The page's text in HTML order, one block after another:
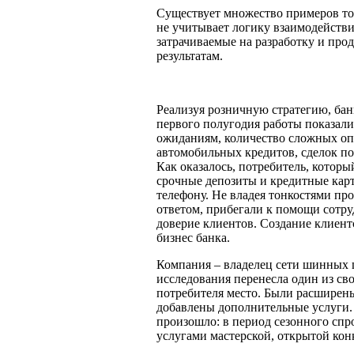
Существует множество примеров
не учитывает логику
затрачиваемые на разработку и
результатам.
Реализуя розничную стратегию,
первого полугодия работы
ожиданиям, количество сложных
автомобильных кредитов, сделок
Как оказалось, потребитель,
срочные депозиты и кредитные
телефону. Не владея тонкостями
ответом, прибегали к помощи
доверие клиентов. Создание
бизнес банка.
Компания – владелец сети шинных
исследования перенесла один из
потребителя место. Были
добавлены дополнительные
произошло: в период сезонного
услугами мастерской, открытой